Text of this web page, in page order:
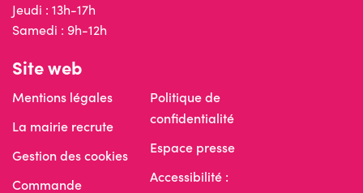
Jeudi : 13h-17h
Samedi : 9h-12h
Site web
Mentions légales
La mairie recrute
Gestion des cookies
Commande
Politique de
confidentialité
Espace presse
Accessibilité :